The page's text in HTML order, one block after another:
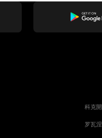
科克
罗瓦